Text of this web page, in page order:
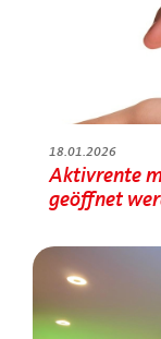
18.01.2026
Aktivrente
geöffnet